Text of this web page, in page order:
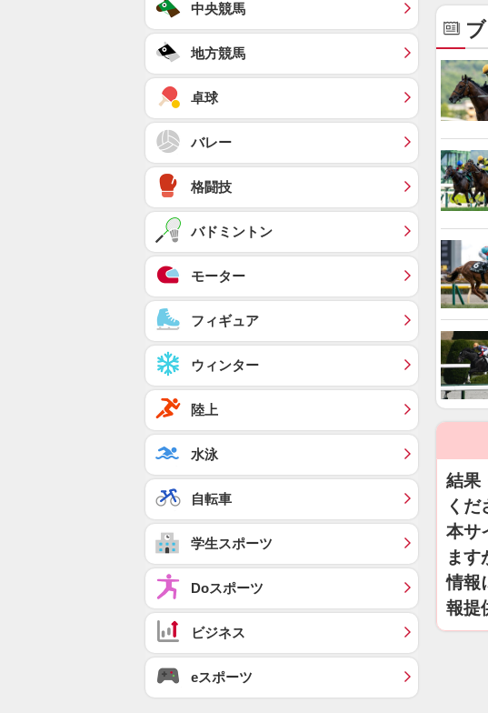
結果
くだ
本サ
ます
情報
報提
中央競馬
地方競馬
卓球
バレー
格闘技
バドミントン
モーター
フィギュア
ウィンター
陸上
水泳
自転車
学生スポーツ
Doスポーツ
ビジネス
eスポーツ